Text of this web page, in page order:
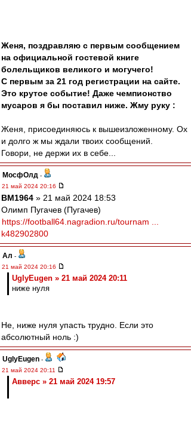
Женя, поздравляю с первым сообщением
на официальной гостевой книге
болельщиков великого и могучего!
С первым за 21 год регистрации на сайте.
Это крутое событие! Даже чемпионство
мусаров я бы поставил ниже. Жму руку :
Женя, присоединяюсь к вышеизложенному. Ох
и долго ж мы ждали твоих сообщений.
Говори, не держи их в себе...
МосфОлд -
21 май 2024 20:16
BM1964 » 21 май 2024 18:53
Олимп Пугачев (Пугачев)
https://football64.nagradion.ru/tournam ...
k482902800
Ал -
21 май 2024 20:16
UglyEugen » 21 май 2024 20:11
ниже нуля
Не, ниже нуля упасть трудно. Если это
абсолютный ноль :)
UglyEugen -
21 май 2024 20:11
Авверс » 21 май 2024 19:57